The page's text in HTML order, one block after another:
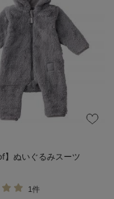
】ぬいぐるみスーツ
1件